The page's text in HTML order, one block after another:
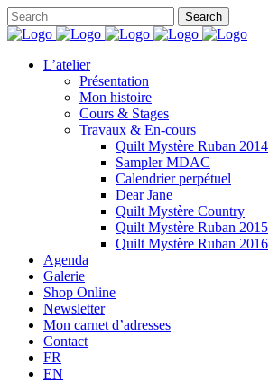
L’atelier
Présentation
Mon histoire
Cours & Stages
Travaux & En-cours
Quilt Mystère Ruban 2014
Sampler MDAC
Calendrier perpétuel
Dear Jane
Quilt Mystère Country
Quilt Mystère Ruban 2015
Quilt Mystère Ruban 2016
Agenda
Galerie
Shop Online
Newsletter
Mon carnet d’adresses
Contact
FR
EN